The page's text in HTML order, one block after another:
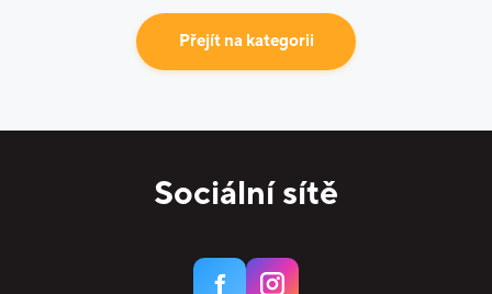
Přejít na kategorii
Sociální sítě